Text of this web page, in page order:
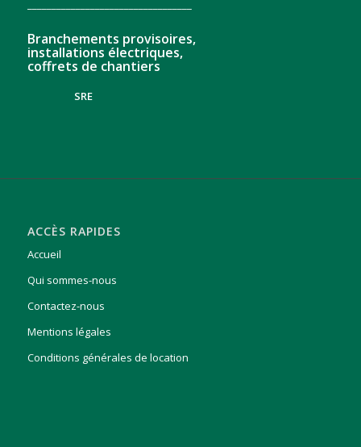
Branchements provisoires,
installations électriques,
coffrets de chantiers
SRE
ACCÈS RAPIDES
Accueil
Qui sommes-nous
Contactez-nous
Mentions légales
Conditions générales de location